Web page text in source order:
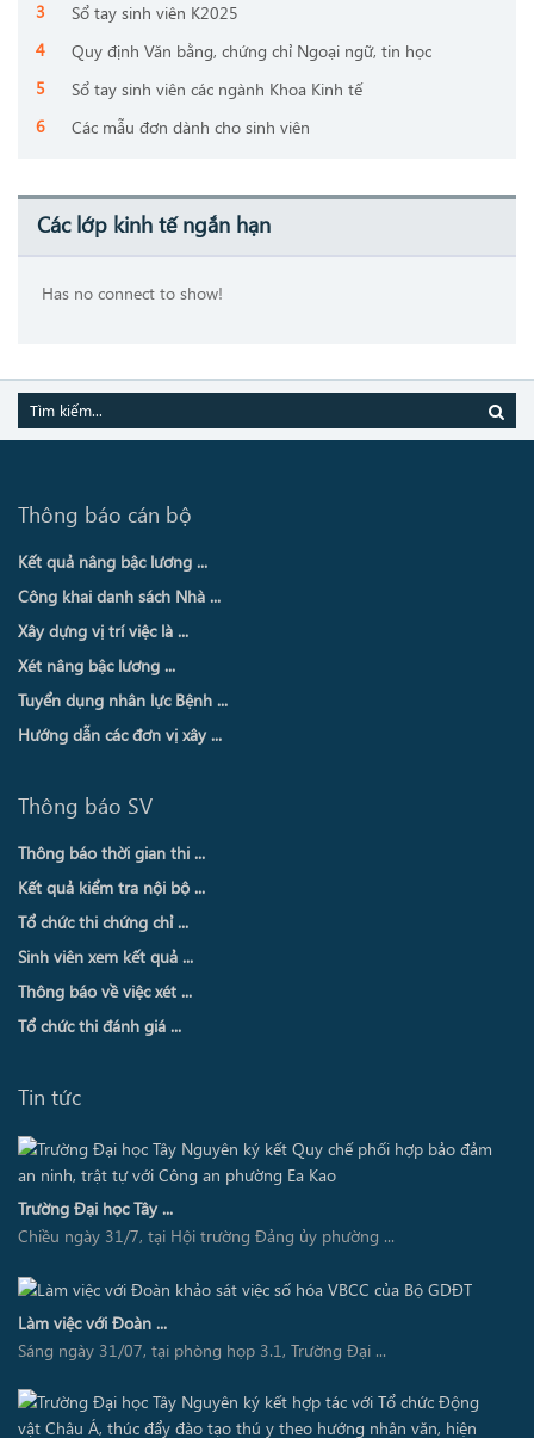
Sổ tay sinh viên K2025
Quy định Văn bằng, chứng chỉ Ngoại ngữ, tin học
Sổ tay sinh viên các ngành Khoa Kinh tế
Các mẫu đơn dành cho sinh viên
Các lớp kinh tế ngắn hạn
Has no connect to show!
Thông báo cán bộ
Kết quả nâng bậc lương ...
Công khai danh sách Nhà ...
Xây dựng vị trí việc là ...
Xét nâng bậc lương ...
Tuyển dụng nhân lực Bệnh ...
Hướng dẫn các đơn vị xây ...
Thông báo SV
Thông báo thời gian thi ...
Kết quả kiểm tra nội bộ ...
Tổ chức thi chứng chỉ ...
Sinh viên xem kết quả ...
Thông báo về việc xét ...
Tổ chức thi đánh giá ...
Tin tức
Trường Đại học Tây ...
Chiều ngày 31/7, tại Hội trường Đảng ủy phường ...
Làm việc với Đoàn ...
Sáng ngày 31/07, tại phòng họp 3.1, Trường Đại ...